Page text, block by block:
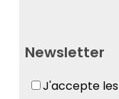
Newsletter
J'accepte les